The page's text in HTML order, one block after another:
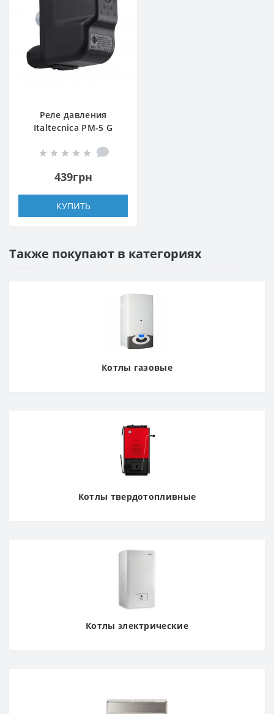
Реле давления
Italtecnica PM-5 G
439грн
КУПИТЬ
Также покупают в категориях
Котлы газовые
Котлы твердотопливные
Котлы электрические